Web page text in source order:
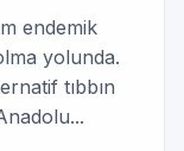
endemik
yolunda.
tıbbın